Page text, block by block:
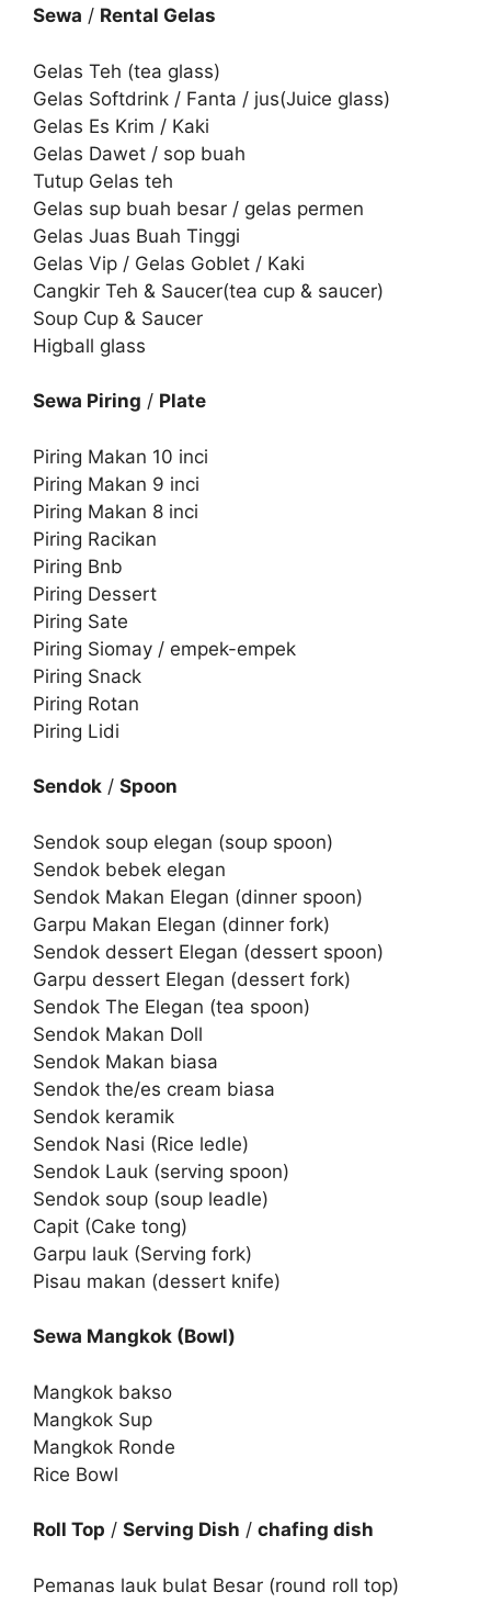
Sewa / Rental Gelas
Gelas Teh (tea glass)
Gelas Softdrink / Fanta / jus(Juice glass)
Gelas Es Krim / Kaki
Gelas Dawet / sop buah
Tutup Gelas teh
Gelas sup buah besar / gelas permen
Gelas Juas Buah Tinggi
Gelas Vip / Gelas Goblet / Kaki
Cangkir Teh & Saucer(tea cup & saucer)
Soup Cup & Saucer
Higball glass
Sewa Piring / Plate
Piring Makan 10 inci
Piring Makan 9 inci
Piring Makan 8 inci
Piring Racikan
Piring Bnb
Piring Dessert
Piring Sate
Piring Siomay / empek-empek
Piring Snack
Piring Rotan
Piring Lidi
Sendok / Spoon
Sendok soup elegan (soup spoon)
Sendok bebek elegan
Sendok Makan Elegan (dinner spoon)
Garpu Makan Elegan (dinner fork)
Sendok dessert Elegan (dessert spoon)
Garpu dessert Elegan (dessert fork)
Sendok The Elegan (tea spoon)
Sendok Makan Doll
Sendok Makan biasa
Sendok the/es cream biasa
Sendok keramik
Sendok Nasi (Rice ledle)
Sendok Lauk (serving spoon)
Sendok soup (soup leadle)
Capit (Cake tong)
Garpu lauk (Serving fork)
Pisau makan (dessert knife)
Sewa Mangkok (Bowl)
Mangkok bakso
Mangkok Sup
Mangkok Ronde
Rice Bowl
Roll Top / Serving Dish / chafing dish
Pemanas lauk bulat Besar (round roll top)